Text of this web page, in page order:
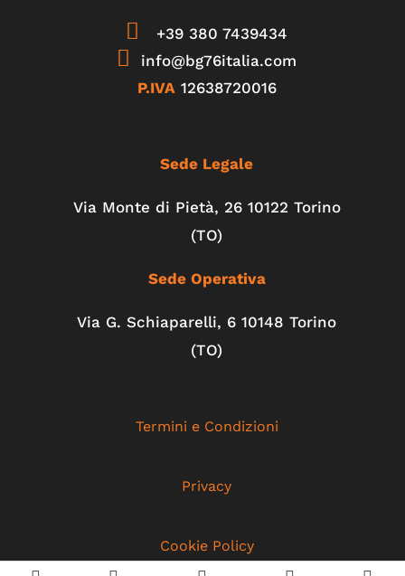
+39 380 7439434
info@bg76italia.com
P.IVA 12638720016
Sede Legale
Via Monte di Pietà, 26 10122 Torino
(TO)
Sede Operativa
Via G. Schiaparelli, 6 10148 Torino
(TO)
Termini e Condizioni
Privacy
Cookie Policy